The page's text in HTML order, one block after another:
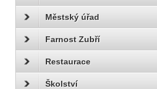
Městský úřad
Farnost Zubří
Restaurace
Školství